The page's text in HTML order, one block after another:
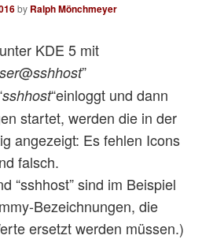
by Ralph Mönchmeyer
KDE 5 mit
@sshhost”
sshhost“einloggt und dann
startet, werden die in der
angezeigt: Es fehlen Icons
falsch.
“sshhost” sind im Beispiel
Bezeichnungen, die
ersetzt werden müssen.)